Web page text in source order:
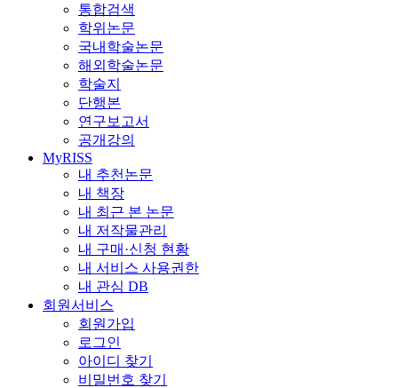
통합검색
학위논문
국내학술논문
해외학술논문
학술지
단행본
연구보고서
공개강의
MyRISS
내 추천논문
내 책장
내 최근 본 논문
내 저작물관리
내 구매·신청 현황
내 서비스 사용권한
내 관심 DB
회원서비스
회원가입
로그인
아이디 찾기
비밀번호 찾기